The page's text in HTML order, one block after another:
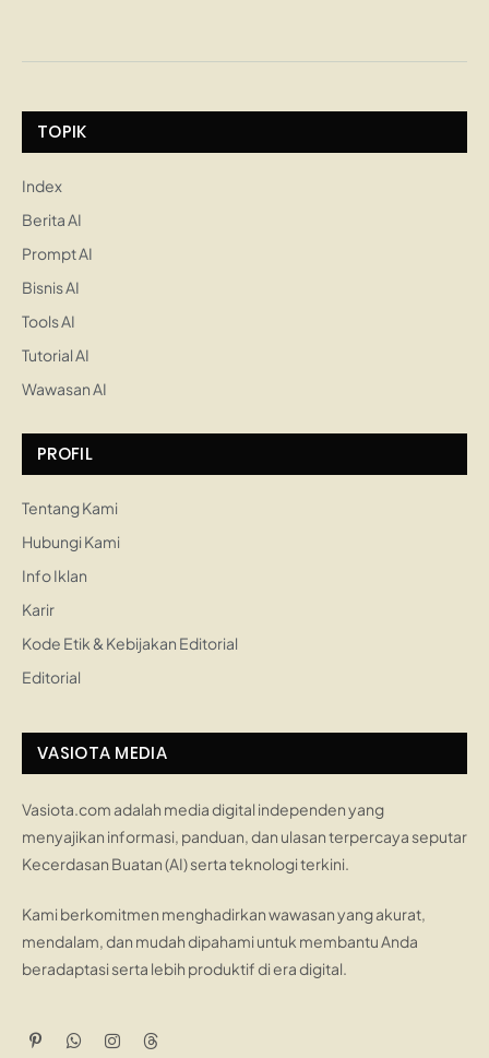
TOPIK
Index
Berita AI
Prompt AI
Bisnis AI
Tools AI
Tutorial AI
Wawasan AI
PROFIL
Tentang Kami
Hubungi Kami
Info Iklan
Karir
Kode Etik & Kebijakan Editorial
Editorial
VASIOTA MEDIA
Vasiota.com adalah media digital independen yang
menyajikan informasi, panduan, dan ulasan terpercaya seputar
Kecerdasan Buatan (AI) serta teknologi terkini.
Kami berkomitmen menghadirkan wawasan yang akurat,
mendalam, dan mudah dipahami untuk membantu Anda
beradaptasi serta lebih produktif di era digital.
PinterestWhatsApp
InstagramThreads